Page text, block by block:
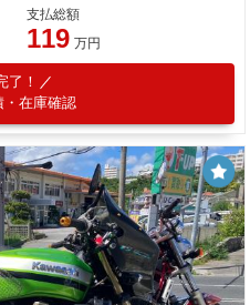
支払総額
119 万円
了！
・在庫確認